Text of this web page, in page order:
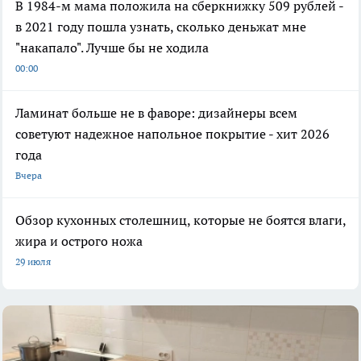
В 1984-м мама положила на сберкнижку 509 рублей -
в 2021 году пошла узнать, сколько деньжат мне
"накапало". Лучше бы не ходила
00:00
Ламинат больше не в фаворе: дизайнеры всем
советуют надежное напольное покрытие - хит 2026
года
Вчера
Обзор кухонных столешниц, которые не боятся влаги,
жира и острого ножа
29 июля